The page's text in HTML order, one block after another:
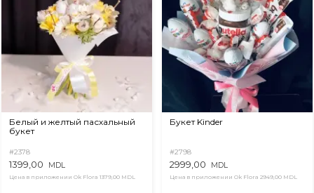
Белый и желтый пасхальный
букет
#2378
1399,00 MDL
Цена в приложении Ok Flora 1379,00 MDL
Букет Kinder
#2798
2999,00 MDL
Цена в приложении Ok Flora 2949,00 MDL